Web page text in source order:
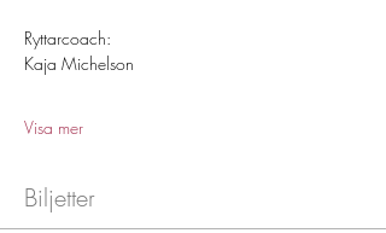
Ryttarcoach:
Kaja Michelson
Visa mer
Biljetter